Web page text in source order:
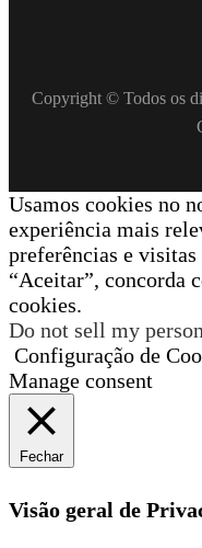
Copyright © Todos os
Usamos cookies no
experiência mais
preferências e
“Aceitar”, concorda
cookies.
Do not sell my
Configuração de
Manage consent
Fechar
Visão geral de